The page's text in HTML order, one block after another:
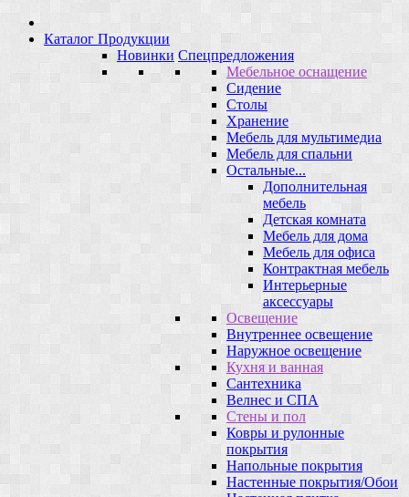
Каталог Продукции
Новинки Спецпредложения
Мебельное оснащение
Сидение
Столы
Хранение
Мебель для мультимедиа
Мебель для спальни
Остальные...
Дополнительная
мебель
Детская комната
Мебель для дома
Мебель для офиса
Контрактная мебель
Интерьерные
аксессуары
Освещение
Внутреннее освещение
Наружное освещение
Кухня и ванная
Сантехника
Велнес и СПА
Стены и пол
Ковры и рулонные
покрытия
Напольные покрытия
Настенные покрытия/Обои